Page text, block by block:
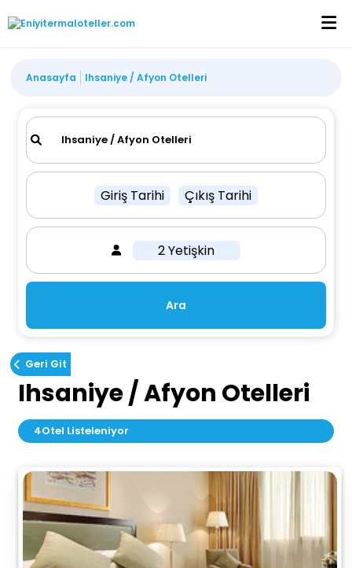
Anasayfa Ihsaniye / Afyon Otelleri
Giriş Tarihi Çıkış Tarihi
2 Yetişkin
Ara
Geri Git
Ihsaniye / Afyon Otelleri
4Otel Listeleniyor